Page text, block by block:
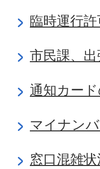
臨時運行
市民課、
通知カー
マイナン
窓口混雑状